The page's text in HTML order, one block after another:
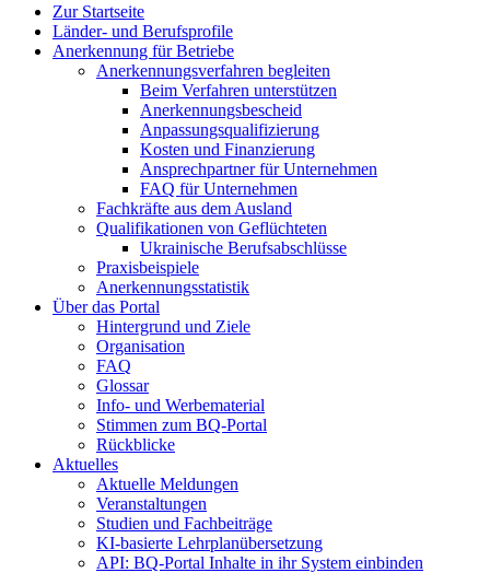
Zur Startseite
Länder- und Berufsprofile
Anerkennung für Betriebe
Anerkennungsverfahren begleiten
Beim Verfahren unterstützen
Anerkennungsbescheid
Anpassungsqualifizierung
Kosten und Finanzierung
Ansprechpartner für Unternehmen
FAQ für Unternehmen
Fachkräfte aus dem Ausland
Qualifikationen von Geflüchteten
Ukrainische Berufsabschlüsse
Praxisbeispiele
Anerkennungsstatistik
Über das Portal
Hintergrund und Ziele
Organisation
FAQ
Glossar
Info- und Werbematerial
Stimmen zum BQ-Portal
Rückblicke
Aktuelles
Aktuelle Meldungen
Veranstaltungen
Studien und Fachbeiträge
KI-basierte Lehrplanübersetzung
API: BQ-Portal Inhalte in ihr System einbinden